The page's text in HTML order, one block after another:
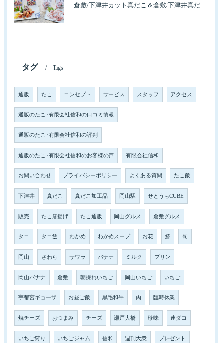
倉敷/下津井カット真だこ＆倉敷/下津井真だこ唐揚げ・セット人気です。
タグ Tags
通販 たこ コンセプト サービス スタッフ アクセス
通販のたこ･有限会社信和の口コミ情報
通販のたこ･有限会社信和の評判
通販のたこ･有限会社信和のお客様の声 有限会社信和
お問い合わせ プライバシーポリシー よくある質問 たこ飯
下津井 真だこ 真だこ加工品 岡山駅 せとうちCUBE
販売 たこ唐揚げ たこ通販 岡山グルメ 倉敷グルメ
タコ タコ飯 わかめ わかめスープ お花 鰆 旬
岡山 さわら サワラ バナナ ミルク プリン
岡山バナナ 倉敷 朝採れいちご 岡山いちご いちご
宇都宮ギョーザ お昼ご飯 黒毛和牛 肉 臨時休業
焼チーズ おつまみ チーズ 瀬戸大橋 珍味 連ダコ
いちご狩り いちごジャム 信和 週刊大衆 プレゼント